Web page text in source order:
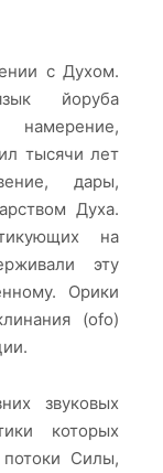
с Духом.
йоруба
тысячи лет
дары,
Духа.
на
эту
Орики
(ofo)
звуковых
которых
Силы,